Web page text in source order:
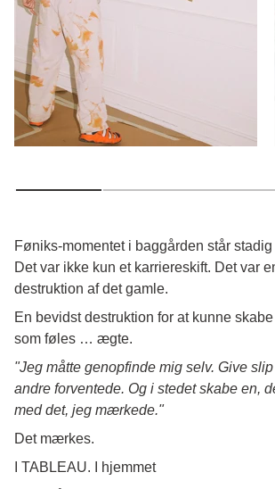
Føniks-momentet i baggården står
Det var ikke kun et karriereskift. Det var
destruktion af det gamle.
En bevidst destruktion for at kunne
som føles … ægte.
"Jeg måtte genopfinde mig selv. Give
andre forventede. Og i stedet skabe en,
med det, jeg mærkede."
Det mærkes.
I TABLEAU. I hjemmet